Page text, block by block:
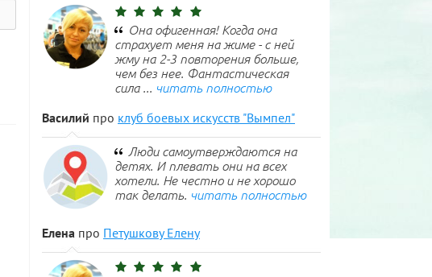
Она офигенная! Когда она
страхует меня на жиме - с ней
жму на 2-3 повторения больше,
чем без нее. Фантастическая
сила ... читать полностью
Василий про клуб боевых искусств "Вымпел"
Люди самоутверждаются на
детях. И плевать они на всех
хотели. Не честно и не хорошо
так делать. читать полностью
Елена про Петушкову Елену